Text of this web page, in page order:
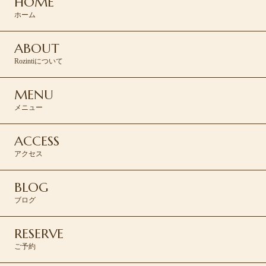
ホーム
ABOUT
Rozintiについて
MENU
メニュー
ACCESS
アクセス
BLOG
ブログ
RESERVE
ご予約